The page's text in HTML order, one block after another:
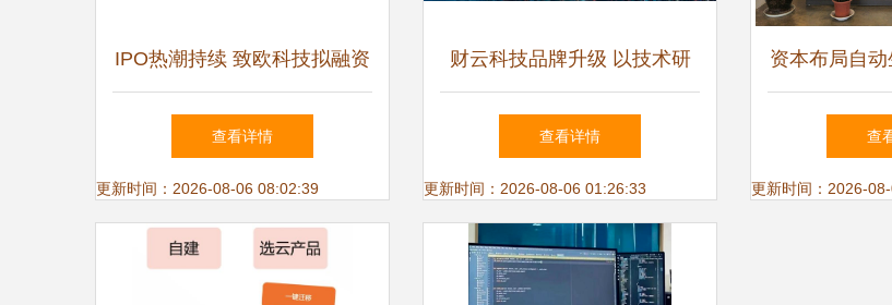
IPO热潮持续 致欧科技拟融资
14.86亿元，聚焦软件技术研
发与推广服务
查看详情
更新时间：2026-08-06 08:02:39
财云科技品牌升级 以技术研
发驱动数智财税服务新生态
查看详情
更新时间：2026-08-06 01:26:33
资本布局自
沿 青软青之
携手高瓴创投
查
更新时间：2026-